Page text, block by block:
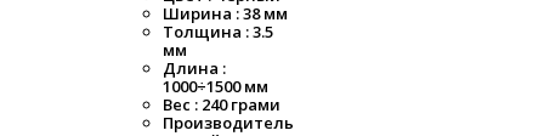
Ширина : 38 мм
Толщина : 3.5
мм
Длина :
1000÷1500 мм
Вес : 240 грами
Производитель